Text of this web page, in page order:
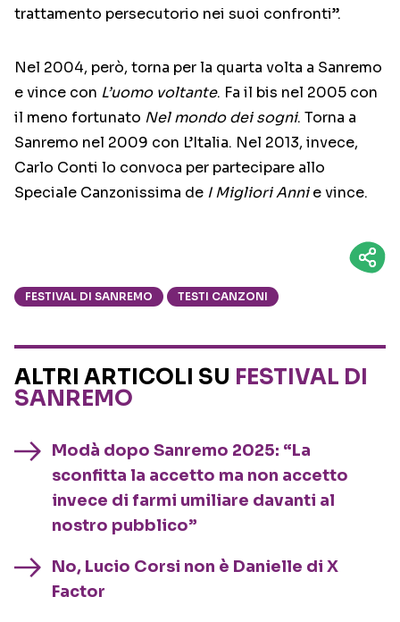
trattamento persecutorio nei suoi confronti”.
Nel 2004, però, torna per la quarta volta a Sanremo
e vince con L’uomo voltante. Fa il bis nel 2005 con
il meno fortunato Nel mondo dei sogni. Torna a
Sanremo nel 2009 con L’Italia. Nel 2013, invece,
Carlo Conti lo convoca per partecipare allo
Speciale Canzonissima de I Migliori Annie vince.
FESTIVAL DI SANREMO TESTI CANZONI
ALTRI ARTICOLI SU FESTIVAL DI
SANREMO
Modà dopo Sanremo 2025: “La
sconfitta la accetto ma non accetto
invece di farmi umiliare davanti al
nostro pubblico”
No, Lucio Corsi non è Danielle di X
Factor